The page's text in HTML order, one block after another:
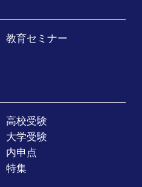
教育セミナー
高校受験
大学受験
内申点
特集